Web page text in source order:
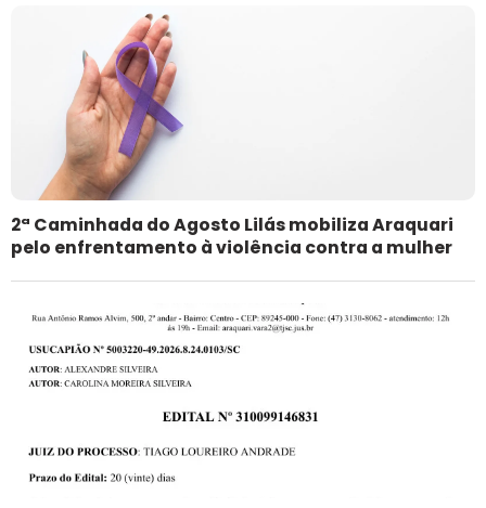
2ª Caminhada do Agosto Lilás mobiliza Araquari
pelo enfrentamento à violência contra a mulher